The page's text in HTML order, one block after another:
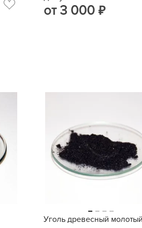
от3 000 ₽
Уголь древесный